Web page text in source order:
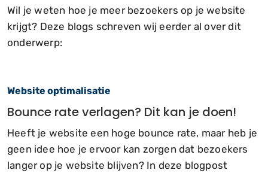
Wil je weten hoe je meer bezoekers op je website
krijgt? Deze blogs schreven wij eerder al over dit
onderwerp:
Website optimalisatie
Bounce rate verlagen? Dit kan je doen!
Heeft je website een hoge bounce rate, maar heb je
geen idee hoe je ervoor kan zorgen dat bezoekers
langer op je website blijven? In deze blogpost